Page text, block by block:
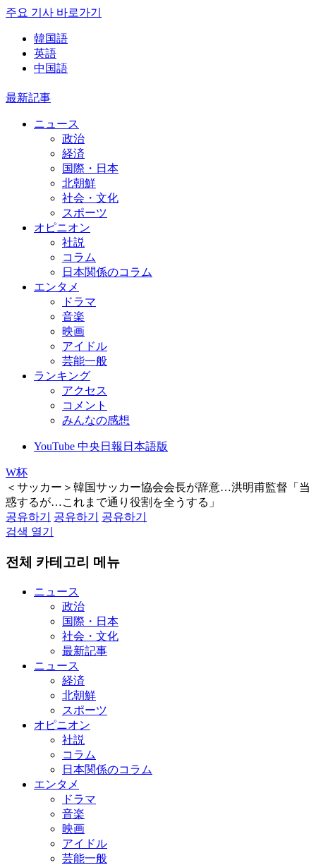
주요 기사 바로가기
韓国語
英語
中国語
最新記事
ニュース
政治
経済
国際・日本
北朝鮮
社会・文化
スポーツ
オピニオン
社説
コラム
日本関係のコラム
エンタメ
ドラマ
音楽
映画
アイドル
芸能一般
ランキング
アクセス
コメント
みんなの感想
YouTube 中央日報日本語版
W杯
＜サッカー＞韓国サッカー協会会長が辞意…洪明甫監督「当
惑するが…これまで通り役割を全うする」
공유하기
공유하기
공유하기
검색 열기
전체 카테고리 메뉴
ニュース
政治
国際・日本
社会・文化
最新記事
ニュース
経済
北朝鮮
スポーツ
オピニオン
社説
コラム
日本関係のコラム
エンタメ
ドラマ
音楽
映画
アイドル
芸能一般